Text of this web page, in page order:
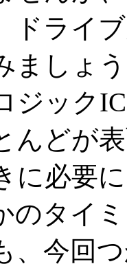
ドライ
ましょ
ジック
んどが
に必要
のタイ
、今回